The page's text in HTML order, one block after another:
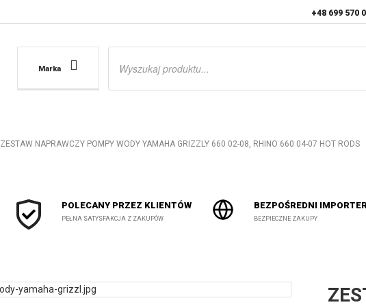
+48 699 570
Marka
Wyszukiwarka
ZESTAW NAPRAWCZY POMPY WODY YAMAHA GRIZZLY 660 02-08, RHINO 660 04-07 HOT RODS
POLECANY PRZEZ KLIENTÓW
PEŁNA SATYSFAKCJA Z ZAKUPÓW
BEZPOŚREDNI
BEZPIECZNE ZAKUPY